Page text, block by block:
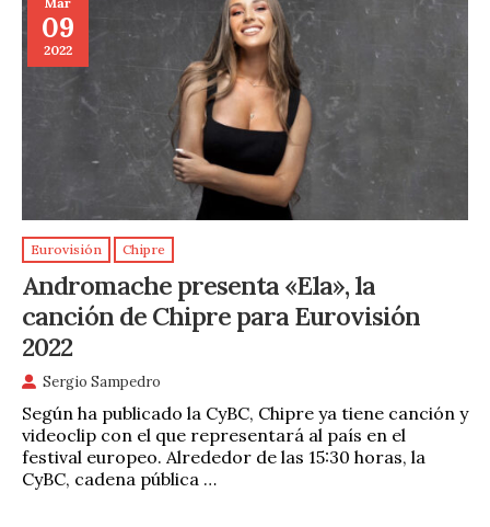
09
2022
Eurovisión Chipre
Andromache presenta «Ela», la
canción de Chipre para Eurovisión
2022
Sergio Sampedro
Según ha publicado la CyBC, Chipre ya tiene canción y
videoclip con el que representará al país en el
festival europeo. Alrededor de las 15:30 horas, la
CyBC, cadena pública …